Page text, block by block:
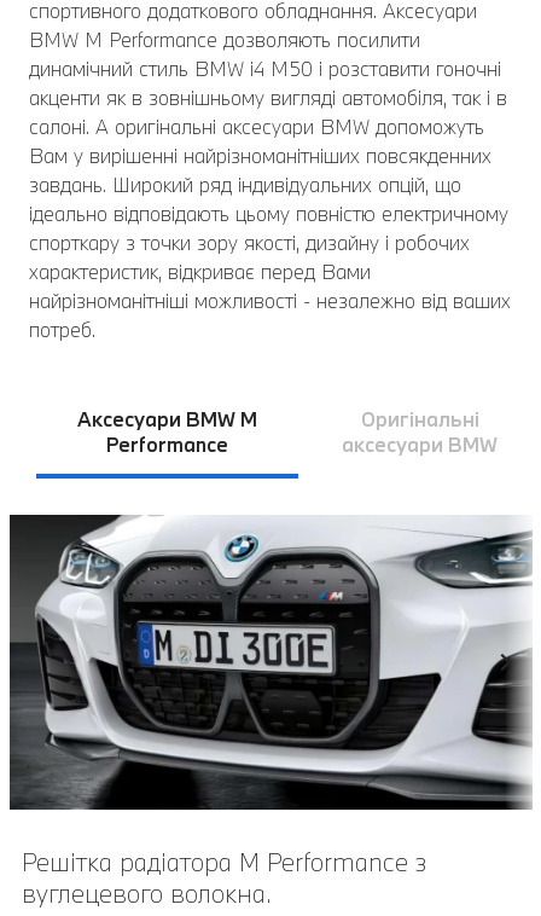
спортивного додаткового обладнання. Аксесуари
BMW M Performance дозволяють посилити
динамічний стиль BMW i4 M50 і розставити гоночні
акценти як в зовнішньому вигляді автомобіля, так і в
салоні. А оригінальні аксесуари BMW допоможуть
Вам у вирішенні найрізноманітніших повсякденних
завдань. Широкий ряд індивідуальних опцій, що
ідеально відповідають цьому повністю електричному
спорткару з точки зору якості, дизайну і робочих
характеристик, відкриває перед Вами
найрізноманітніші можливості - незалежно від ваших
потреб.
Аксесуари BMW M
Performance
Оригінальні
аксесуари BMW
Решітка радіатора M Performance з
вуглецевого волокна.
Фіксатор BMW для велосипедів.
Фіксатор BMW для велосипедів дозволяє безпечно